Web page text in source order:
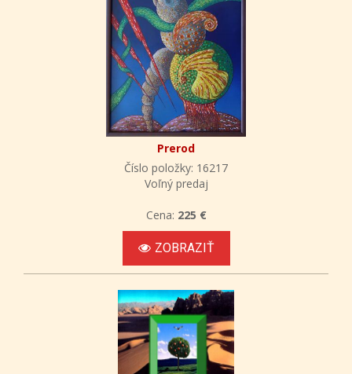
Prerod
Číslo položky: 16217
Voľný predaj
Cena: 225 €
ZOBRAZIŤ